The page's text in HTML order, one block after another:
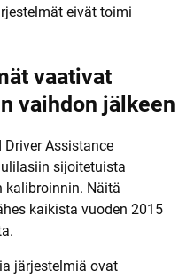
eivät toimi
vaativat
vaihdon jälkeen
Driver Assistance
sijoitetuista
kalibroinnin. Näitä
kaikista vuoden 2015
järjestelmiä ovat